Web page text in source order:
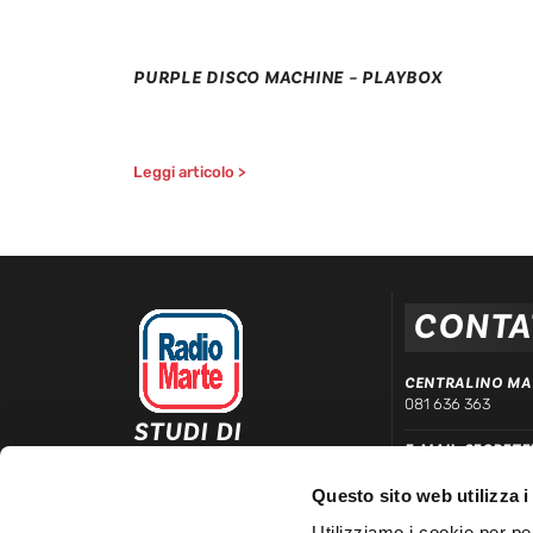
Questo sito web utilizza i
PURPLE DISCO MACHINE – PLAYBOX
Leggi articolo >
STUDI DI
Via Comunale Tavernola, 166/b
CENTRALINO
081 636 363
E-MAIL